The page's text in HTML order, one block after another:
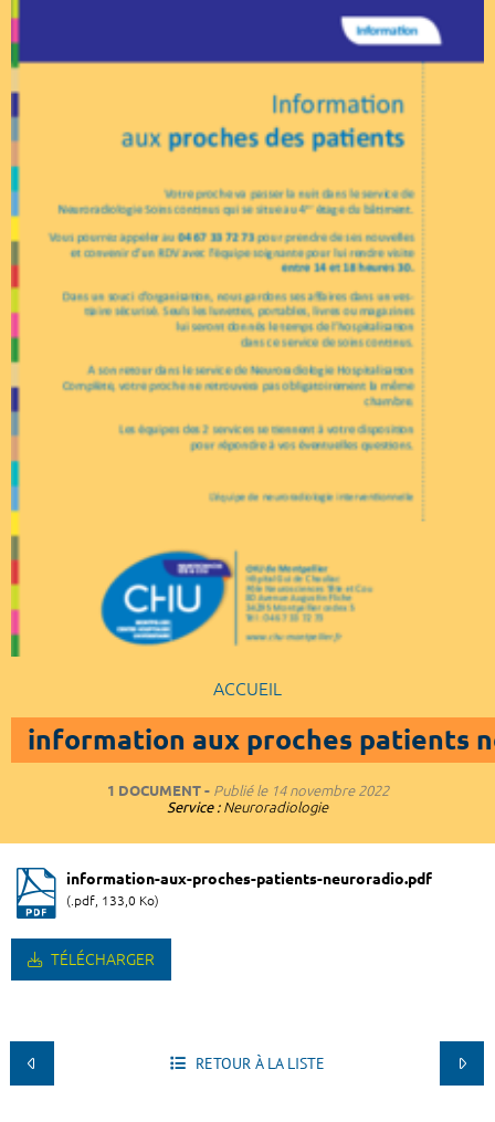
ACCUEIL
information aux proches patients
1 DOCUMENT Publié le14 novembre 2022
Service : Neuroradiologie
information-aux-proches-patients-neuroradio.pdf
(.pdf, 133,0 Ko)
TÉLÉCHARGER
RETOUR À LA LISTE